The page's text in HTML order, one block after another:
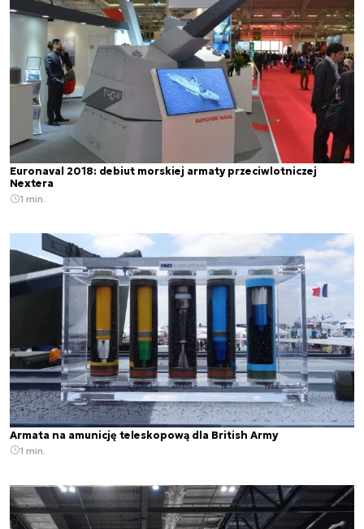
Euronaval 2018: debiut morskiej armaty przeciwlotniczej
Nextera
1 min.
Armata na amunicję teleskopową dla British Army
1 min.